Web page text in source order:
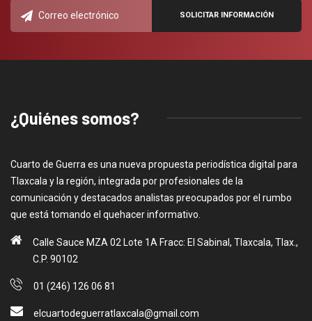
¿Quiénes somos?
Cuarto de Guerra es una nueva propuesta periodística digital para
Tlaxcala y la región, integrada por profesionales de la
comunicación y destacados analistas preocupados por el rumbo
que está tomando el quehacer informativo.
Calle Sauce MZA 02 Lote 1A Fracc: El Sabinal, Tlaxcala, Tlax.,
C.P. 90102
01 (246) 126 06 81
elcuartodeguerratlaxcala@gmail.com